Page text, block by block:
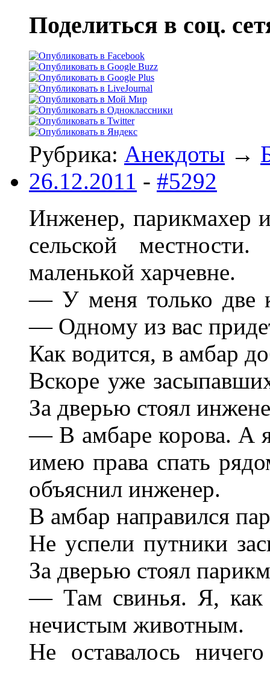
Поделиться в соц.
Рубрика: Анекдоты →
26.12.2011 - #5292
Инженер, парикмахер
сельской
маленькой харчевне.
— У меня только две
— Одному из вас
Как водится, в амбар
Вскоре уже
За дверью стоял
— В амбаре корова. А
имею права спать
объяснил инженер.
В амбар направился
Не успели путники
За дверью стоял
— Там свинья. Я, как
нечистым животным.
Не оставалось